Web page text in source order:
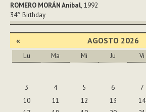
ROMERO MORÁN Anibal, 1992
34° Birthday
« AGOSTO 2026
Lu Ma Mi Ju Vi
3
4 5 6 7
10
11 12 13 14